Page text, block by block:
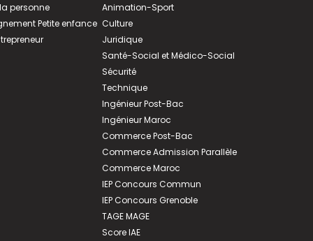
personne
Petite enfance
Animation-Sport
Culture
Juridique
Santé-Social et Médico-Social
Sécurité
Technique
Ingénieur Post-Bac
Ingénieur Maroc
Commerce Post-Bac
Commerce Admission Parallèle
Commerce Maroc
IEP Concours Commun
IEP Concours Grenoble
TAGE MAGE
Score IAE